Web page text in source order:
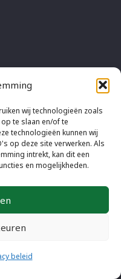
wij technologieën zoals
te slaan en/of te
technologieën kunnen wij
op deze site verwerken. Als
intrekt, kan dit een
en mogelijkheden.
beleid
reserved |